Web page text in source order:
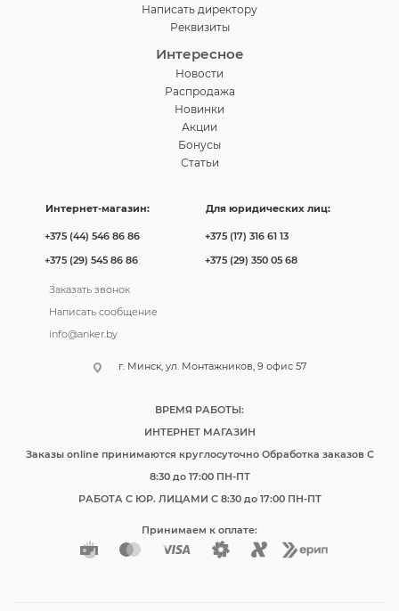
Написать директору
Реквизиты
Интересное
Новости
Распродажа
Новинки
Акции
Бонусы
Статьи
Интернет-магазин: Для юридических лиц:
+375 (44) 546 86 86
+375 (17) 316 61 13
+375 (29) 545 86 86
+375 (29) 350 05 68
Заказать звонок
Написать сообщение
info@anker.by
г. Минск, ул. Монтажников, 9 офис 57
ВРЕМЯ РАБОТЫ:
ИНТЕРНЕТ МАГАЗИН
Заказы online принимаются круглосуточно Обработка заказов C
8:30 до 17:00 ПН-ПТ
РАБОТА С ЮР. ЛИЦАМИ C 8:30 до 17:00 ПН-ПТ
Принимаем к оплате: